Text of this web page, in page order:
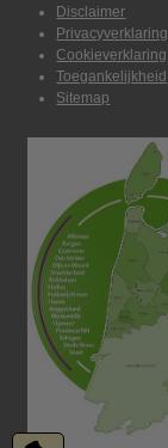
Disclaimer
Privacyverklaring
Cookieverklaring
Toegankelijkheid
Sitemap